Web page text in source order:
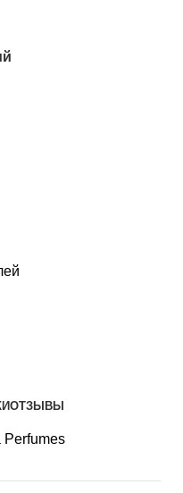
ОТЗЫВЫ
Perfumes